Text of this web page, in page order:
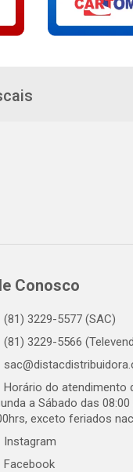
Conosco
(81) 3229-5577 (SAC)
(81) 3229-5566
Horário do atendimento
a Sábado das 08:00
exceto feriados
Instagram
Facebook